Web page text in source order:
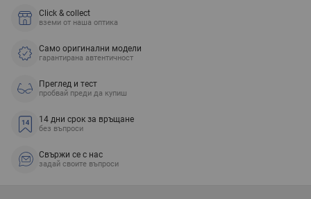
Click & collect
вземи от наша оптика
Само оригинални модели
гарантирана автентичност
Преглед и тест
пробвай преди да купиш
14 дни срок за връщане
без въпроси
Свържи се с нас
задай своите въпроси